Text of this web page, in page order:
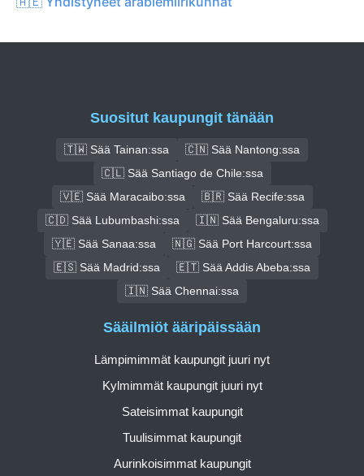
Suositut kaupungit tänään
🇹🇼 Sää Tainan:ssa
🇨🇳 Sää Nantong:ssa
🇨🇱 Sää Santiago de Chile:ssa
🇻🇪 Sää Maracaibo:ssa
🇧🇷 Sää Recife:ssa
🇨🇩 Sää Lubumbashi:ssa
🇮🇳 Sää Bengaluru:ssa
🇾🇪 Sää Sanaa:ssa
🇳🇬 Sää Port Harcourt:ssa
🇪🇸 Sää Madrid:ssa
🇪🇹 Sää Addis Abeba:ssa
🇮🇳 Sää Chennai:ssa
Sääilmiöt ääripäissään
Lämpimimmät kaupungit juuri nyt
Kylmimmät kaupungit juuri nyt
Sateisimmat kaupungit
Tuulisimmat kaupungit
Aurinkoisimmat kaupungit